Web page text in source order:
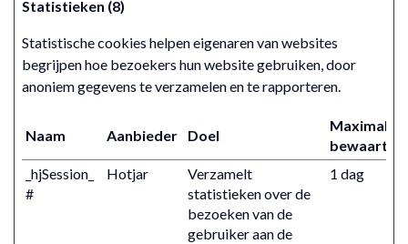
Statistieken (8)
Statistische cookies helpen eigenaren van websites
begrijpen hoe bezoekers hun website gebruiken, door
anoniem gegevens te verzamelen en te rapporteren.
Naam Aanbieder Doel
Maximale
_hjSession_
#
Hotjar
Verzamelt
statistieken over de
bezoeken van de
gebruiker aan de
1 dag